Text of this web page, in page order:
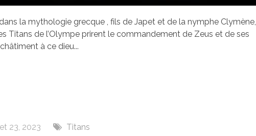
la mythologie grecque , fils de Japet et de la nymphe Clymène,
Titans de l’Olympe prirent le commandement de Zeus et de ses
à ce dieu...
23, 2023 Titans